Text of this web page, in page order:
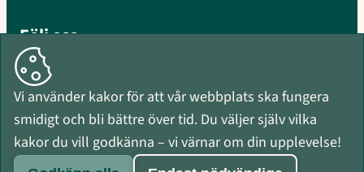
Följ oss
Facebook
Instagram
Mynewsdesk
RSS-flöden
Vi använder kakor för att vår webbplats ska fungera
smidigt och bli bättre över tid. Du väljer själv vilka
kakor du vill godkänna – vi värnar om din upplevelse!